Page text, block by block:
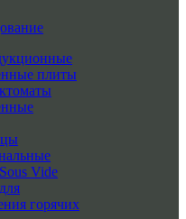
плиты
Vide
горячих